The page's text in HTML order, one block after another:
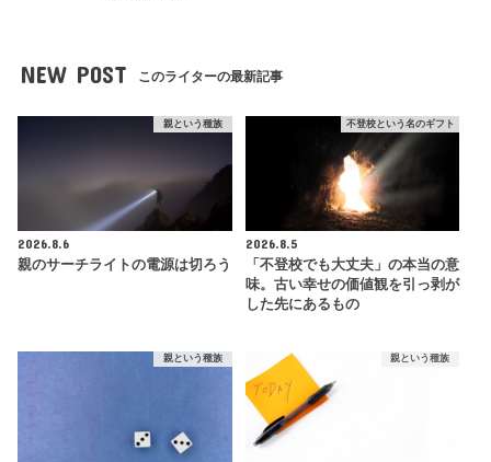
NEW POST このライターの最新記事
親という種族
2026.8.6
親のサーチライトの電源は切ろう
不登校という名のギフト
2026.8.5
「不登校でも大丈夫」の本当の意
味。古い幸せの価値観を引っ剥が
した先にあるもの
親という種族 親という種族